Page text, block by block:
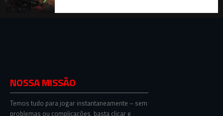
NOSSA MISSÃO
Temos tudo para jogar instantaneamente – sem
problemas ou complicações, basta clicar e